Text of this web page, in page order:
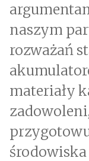
naszym
rozważań
materiały